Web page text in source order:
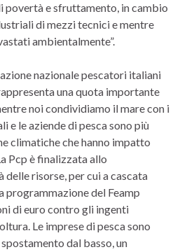
povertà e sfruttamento, in cambio
di mezzi tecnici e mentre
ambientalmente”.
nazionale pescatori italiani
una quota importante
noi condividiamo il mare con i
e le aziende di pesca sono più
climatiche che hanno impatto
Pcp è finalizzata allo
risorse, per cui a cascata
programmazione del Feamp
di euro contro gli ingenti
Le imprese di pesca sono
dal basso, un